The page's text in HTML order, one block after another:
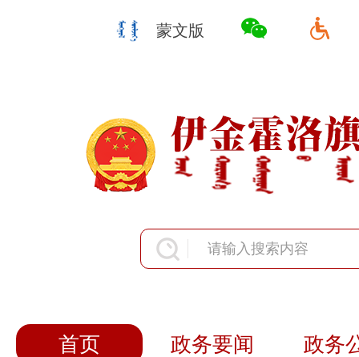
蒙文版
首页 政务要闻
政务